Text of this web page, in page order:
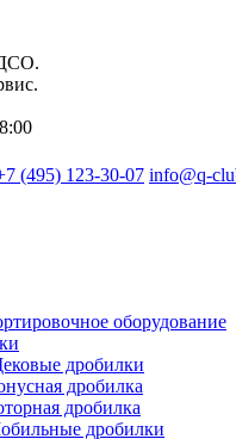
(495) 123-30-07 info@q-
оборудование
дробилки
дробилка
дробилка
дробилки